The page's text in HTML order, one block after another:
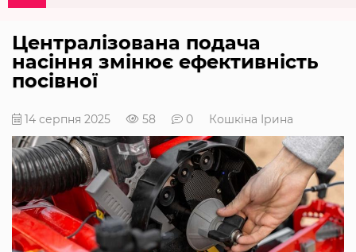
Централізована подача
насіння змінює ефективність
посівної
14 серпня 2025 58 0 Кошкіна Ірина